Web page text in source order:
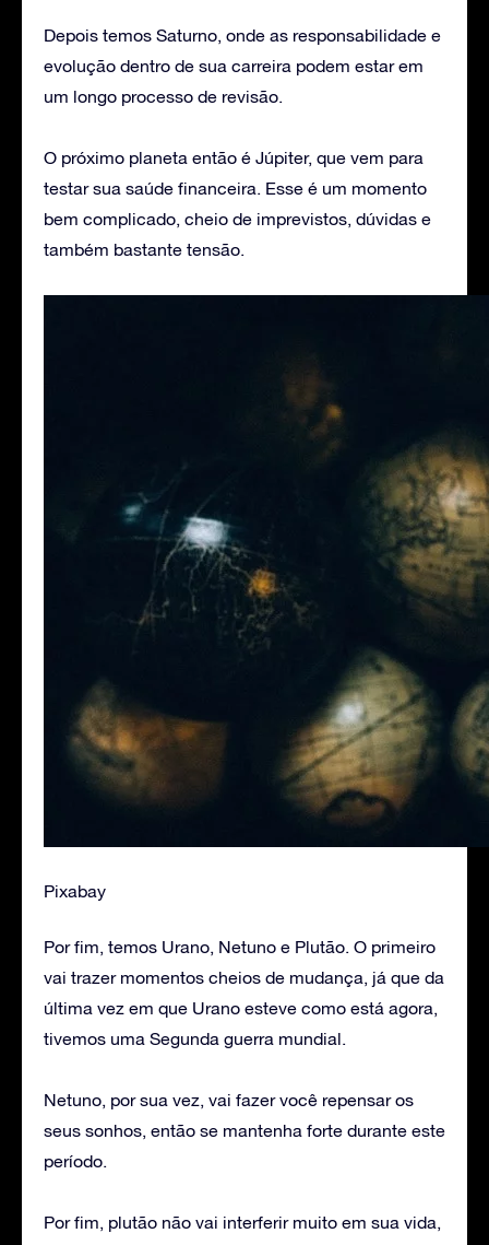
Depois temos Saturno, onde as responsabilidade e
evolução dentro de sua carreira podem estar em
um longo processo de revisão.
O próximo planeta então é Júpiter, que vem para
testar sua saúde financeira. Esse é um momento
bem complicado, cheio de imprevistos, dúvidas e
também bastante tensão.
Pixabay
Por fim, temos Urano, Netuno e Plutão. O primeiro
vai trazer momentos cheios de mudança, já que da
última vez em que Urano esteve como está agora,
tivemos uma Segunda guerra mundial.
Netuno, por sua vez, vai fazer você repensar os
seus sonhos, então se mantenha forte durante este
período.
Por fim, plutão não vai interferir muito em sua vida,